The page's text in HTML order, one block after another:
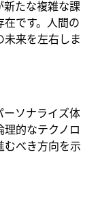
新たな複雑な課
です。人間の
来を左右しま
ーソナライズ体
的なテクノロ
むべき方向を示